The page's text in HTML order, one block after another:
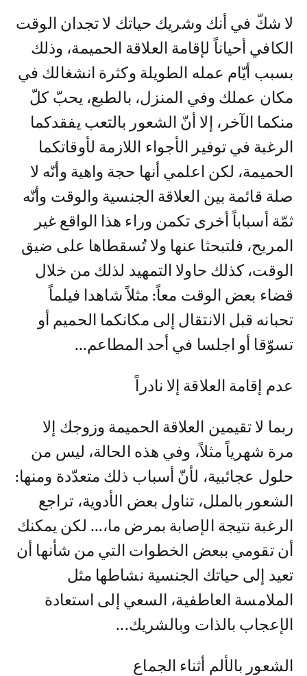
لا شكّ في أنك وشريك حياتك لا تجدان الوقت
الكافي أحياناً لإقامة العلاقة الحميمة، وذلك
بسبب أيّام عمله الطويلة وكثرة انشغالك في
مكان عملك وفي المنزل، بالطبع، يحبّ كلّ
منكما الآخر، إلا أنّ الشعور بالتعب يفقدكما
الرغبة في توفير الأجواء اللازمة لأوقاتكما
الحميمة، لكن اعلمي أنها حجة واهية وأنّه لا
صلة قائمة بين العلاقة الجنسية والوقت وأنّه
ثمّة أسباباً أخرى تكمن وراء هذا الواقع غير
المريح، فلتبحثا عنها ولا تُسقطاها على ضيق
الوقت، كذلك حاولا التمهيد لذلك من خلال
قضاء بعض الوقت معاً: مثلاً شاهدا فيلماً
تحبانه قبل الانتقال إلى مكانكما الحميم أو
تسوّقا أو اجلسا في أحد المطاعم...
عدم إقامة العلاقة إلا نادراً
ربما لا تقيمين العلاقة الحميمة وزوجك إلا
مرة شهرياً مثلاً، وفي هذه الحالة، ليس من
حلول عجائبية، لأنّ أسباب ذلك متعدّدة ومنها:
الشعور بالملل، تناول بعض الأدوية، تراجع
الرغبة نتيجة الإصابة بمرض ما،... لكن يمكنك
أن تقومي ببعض الخطوات التي من شأنها أن
تعيد إلى حياتك الجنسية نشاطها مثل
الملامسة العاطفية، السعي إلى استعادة
الإعجاب بالذات وبالشريك...
الشعور بالألم أثناء الجماع